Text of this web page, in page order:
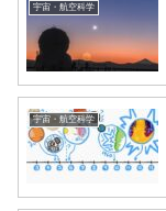
宇宙・航空科学
宇宙・航空科学